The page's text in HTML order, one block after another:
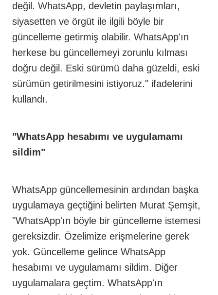
değil. WhatsApp, devletin paylaşımları,
siyasetten ve örgüt ile ilgili böyle bir
güncelleme getirmiş olabilir. WhatsApp'ın
herkese bu güncellemeyi zorunlu kılması
doğru değil. Eski sürümü daha güzeldi, eski
sürümün getirilmesini istiyoruz." ifadelerini
kullandı.
"WhatsApp hesabımı ve uygulamamı
sildim"
WhatsApp güncellemesinin ardından başka
uygulamaya geçtiğini belirten Murat Şemşit,
"WhatsApp'ın böyle bir güncelleme istemesi
gereksizdir. Özelimize erişmelerine gerek
yok. Güncelleme gelince WhatsApp
hesabımı ve uygulamamı sildim. Diğer
uygulamalara geçtim. WhatsApp'ın